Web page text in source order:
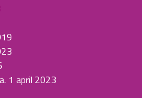
1 april 2023